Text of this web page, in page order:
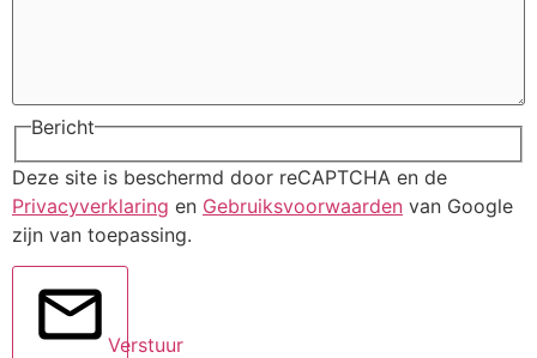
Bericht
Deze site is beschermd door reCAPTCHA en de
Privacyverklaring en Gebruiksvoorwaarden van Google
zijn van toepassing.
Verstuur